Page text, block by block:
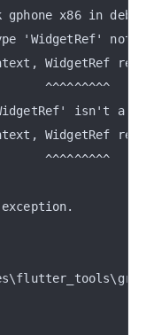
x86 in
'WidgetRef' not
WidgetRef
^^^^^^^^^
isn't a
WidgetRef
^^^^^^^^^